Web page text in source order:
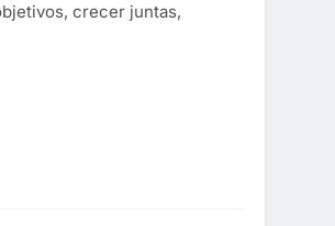
crecer juntas,